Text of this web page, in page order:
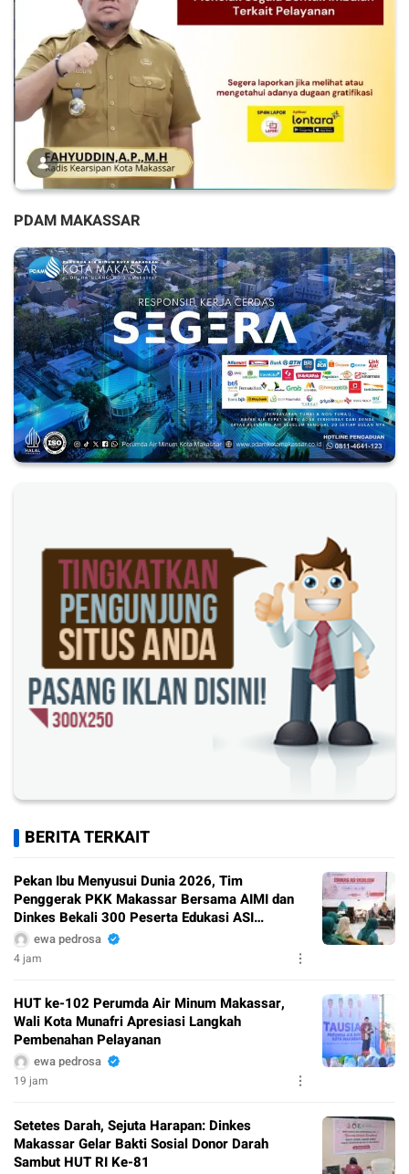
PDAM MAKASSAR
BERITA TERKAIT
Pekan Ibu Menyusui Dunia 2026, Tim
Penggerak PKK Makassar Bersama AIMI dan
Dinkes Bekali 300 Peserta Edukasi ASI
Eksklusif
ewa pedrosa
4 jam
HUT ke-102 Perumda Air Minum Makassar,
Wali Kota Munafri Apresiasi Langkah
Pembenahan Pelayanan
ewa pedrosa
19 jam
Setetes Darah, Sejuta Harapan: Dinkes
Makassar Gelar Bakti Sosial Donor Darah
Sambut HUT RI Ke-81